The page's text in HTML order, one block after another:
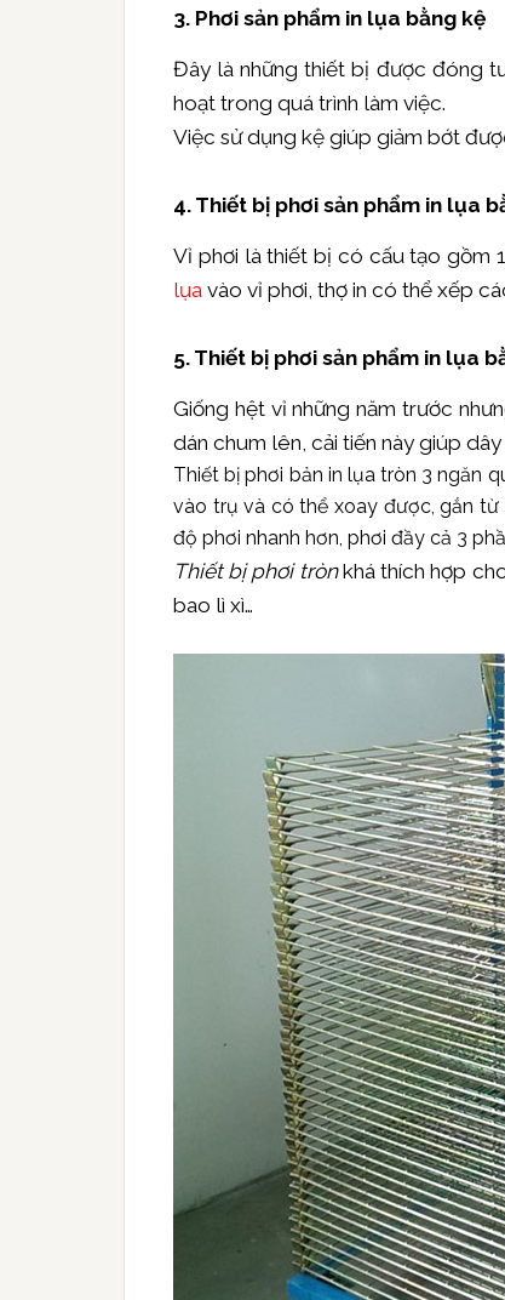
3. Phơi sản phẩm in lụa bằng kệ
Đây là những thiết bị được đóng
hoạt trong quá trình làm việc.
Việc sử dụng kệ giúp giảm bớt
4. Thiết bị phơi sản phẩm in lụa
Vỉ phơi là thiết bị có cấu tạo gồm
lụa vào vỉ phơi, thợ in có thể xếp
5. Thiết bị phơi sản phẩm in lụa
Giống hệt vỉ những năm trước
dán chum lên, cải tiến này giúp
Thiết bị phơi bản in lụa tròn 3 ngăn
vào trụ và có thể xoay được, gắn từ
độ phơi nhanh hơn, phơi đầy cả 3
Thiết bị phơi trònkhá thích hợp
bao lì xì…